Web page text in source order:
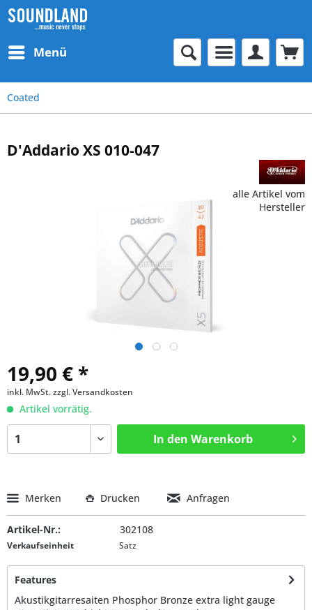
Menü
Coated
D'Addario XS 010-047
alle Artikel vom
Hersteller
19,90 € *
inkl. MwSt.zzgl. Versandkosten
Artikel vorrätig.
In den Warenkorb
Merken Drucken Anfragen
Artikel-Nr.: 302108
Verkaufseinheit Satz
Features
Akustikgitarresaiten Phosphor Bronze extra light gauge